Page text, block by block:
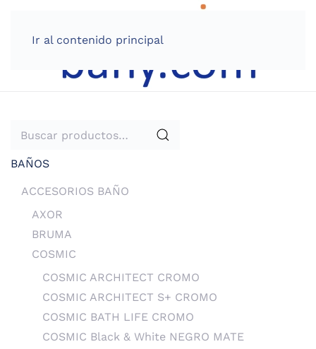
Ir al contenido principal
BAÑOS
ACCESORIOS BAÑO
AXOR
BRUMA
COSMIC
COSMIC ARCHITECT CROMO
COSMIC ARCHITECT S+ CROMO
COSMIC BATH LIFE CROMO
COSMIC Black & White NEGRO MATE